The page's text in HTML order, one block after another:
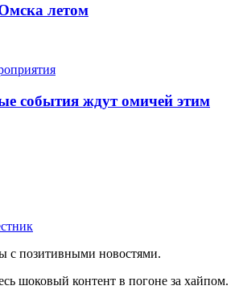
летом
события ждут омичей этим
с позитивными новостями.
шоковый контент в погоне за хайпом.